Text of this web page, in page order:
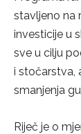
stavljeno na
investicije u
sve u cilju
i stočarstva,
smanjenja
Riječ je o